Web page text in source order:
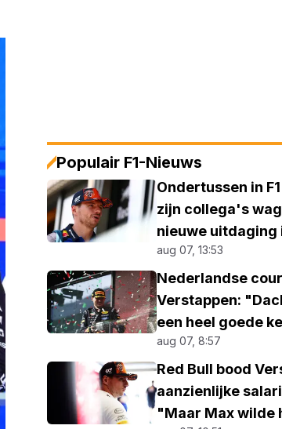
Populair F1-Nieuws
Ondertussen in
zijn collega's
nieuwe uitdaging
aug 07, 13:53
Nederlandse
Verstappen:
een heel goede
aug 07, 8:57
Red Bull bood
aanzienlijke
"Maar Max wilde